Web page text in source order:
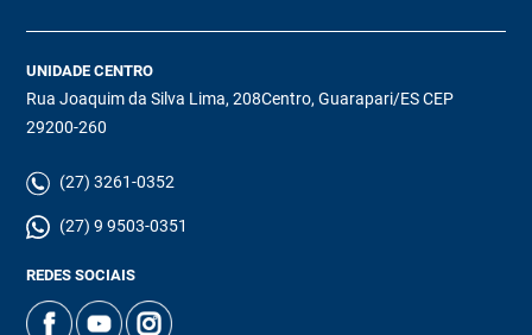
UNIDADE CENTRO
Rua Joaquim da Silva Lima, 208Centro, Guarapari/ES CEP
29200-260
(27) 3261-0352
(27) 9 9503-0351
REDES SOCIAIS